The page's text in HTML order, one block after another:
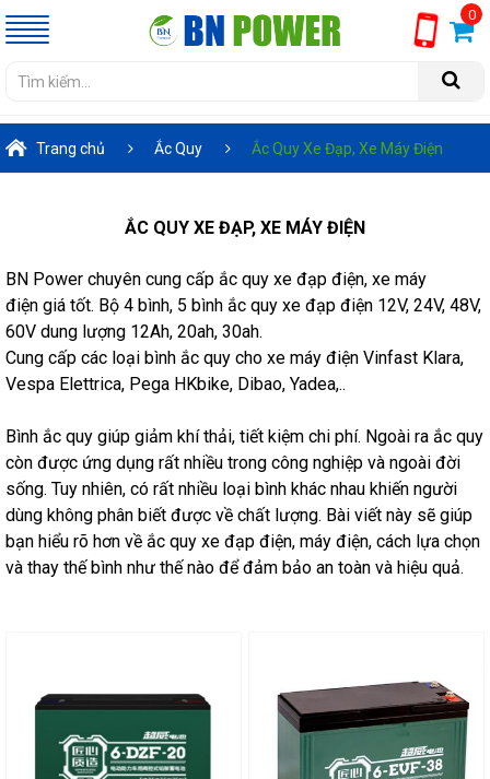
0
Trang chủ Ắc Quy Ắc Quy Xe Đạp, Xe Máy Điện
ẮC QUY XE ĐẠP, XE MÁY ĐIỆN
BN Power chuyên cung cấp ắc quy xe đạp điện, xe máy
điện giá tốt. Bộ 4 bình, 5 bình ắc quy xe đạp điện 12V, 24V, 48V,
60V dung lượng 12Ah, 20ah, 30ah.
Cung cấp các loại bình ắc quy cho xe máy điện Vinfast Klara,
Vespa Elettrica, Pega HKbike, Dibao, Yadea,..
Bình ắc quy giúp giảm khí thải, tiết kiệm chi phí. Ngoài ra ắc quy
còn được ứng dụng rất nhiều trong công nghiệp và ngoài đời
sống. Tuy nhiên, có rất nhiều loại bình khác nhau khiến người
dùng không phân biết được về chất lượng. Bài viết này sẽ giúp
bạn hiểu rõ hơn về ắc quy xe đạp điện, máy điện, cách lựa chọn
và thay thế bình như thế nào để đảm bảo an toàn và hiệu quả.